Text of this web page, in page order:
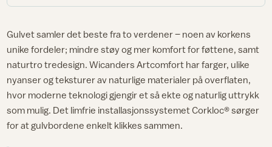
Gulvet samler det beste fra to verdener – noen av korkens
unike fordeler; mindre støy og mer komfort for føttene, samt
naturtro tredesign. Wicanders Artcomfort har farger, ulike
nyanser og teksturer av naturlige materialer på overflaten,
hvor moderne teknologi gjengir et så ekte og naturlig uttrykk
som mulig. Det limfrie installasjonssystemet Corkloc® sørger
for at gulvbordene enkelt klikkes sammen.